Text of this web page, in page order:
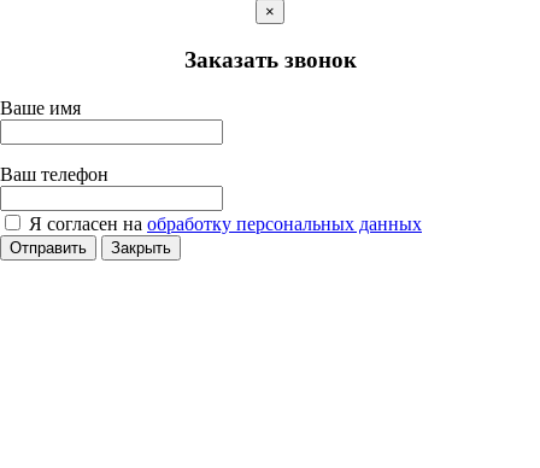
×
Заказать звонок
Ваше имя
Ваш телефон
Я согласен на обработку персональных данных
Отправить Закрыть